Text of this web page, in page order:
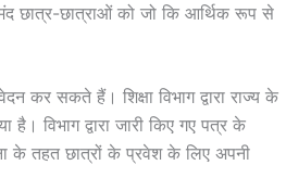
छात्र-छात्राओं को जो कि आर्थिक रूप से
कर सकते हैं। शिक्षा विभाग द्वारा राज्य के
है। विभाग द्वारा जारी किए गए पत्र के
के तहत छात्रों के प्रवेश के लिए अपनी